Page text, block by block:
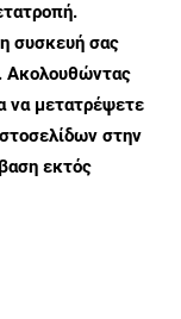
συσκευή σας
Ακολουθώντας
να μετατρέψετε
στην
εκτός